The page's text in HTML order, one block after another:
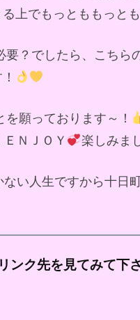
上でもっとももっと
？でしたら、こちら
願っております～！
ＮＪＯＹ 楽しみま
い人生ですから十日
ンク先を見てみて下